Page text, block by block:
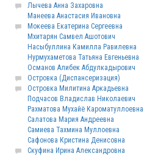
Лычева Анна Захаровна
Манеева Анастасия Ивановна
Мокеева Екатерина Сергеевна
Мхитарян Самвел Ашотович
Насыбуллина Камилла Равилевна
Нурмухаметова Татьяна Евгеньевна
Османов Алибек Абдулкадырович
Островка (Диспансеризация)
Островка Милитина Аркадьевна
Подчасов Владислав Николаевич
Рахматова Мухайё Кароматуллоевна
Салатова Мария Андреевна
Самиева Тахмина Муллоевна
Сафонова Кристина Денисовна
Скуфина Ирина Александровна